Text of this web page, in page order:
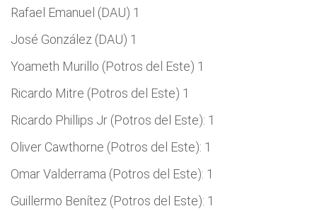
Rafael Emanuel (DAU) 1
José González (DAU) 1
Yoameth Murillo (Potros del Este) 1
Ricardo Mitre (Potros del Este) 1
Ricardo Phillips Jr (Potros del Este): 1
Oliver Cawthorne (Potros del Este): 1
Omar Valderrama (Potros del Este): 1
Guillermo Benítez (Potros del Este): 1